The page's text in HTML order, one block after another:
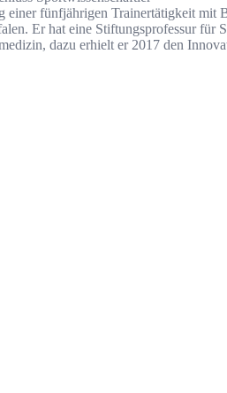
fünfjährigen Trainertätigkeit
Er hat eine Stiftungsprofessur
dazu erhielt er 2017 den